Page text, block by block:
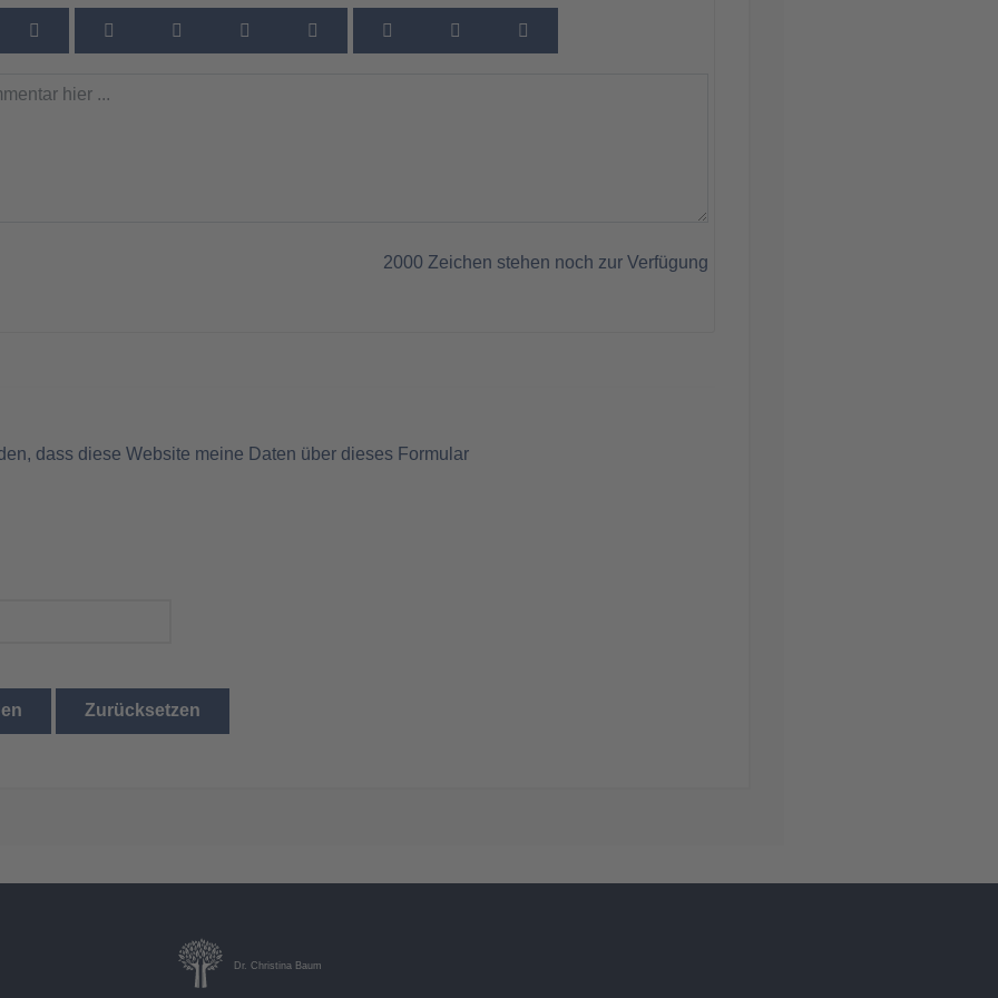
2000 Zeichen stehen noch zur Verfügung
dass diese Website meine Daten über dieses Formular
Zurücksetzen
Dr. Christina Baum